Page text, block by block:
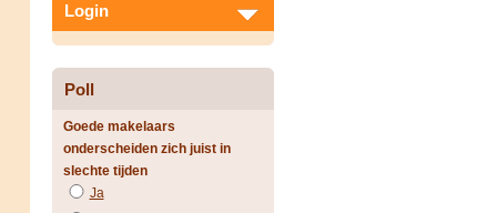
Login
Poll
Goede makelaars
onderscheiden zich juist in
slechte tijden
Ja